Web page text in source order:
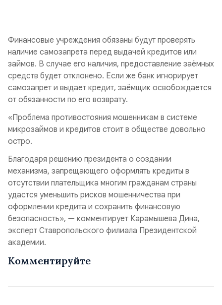
Финансовые учреждения обязаны будут проверять
наличие самозапрета перед выдачей кредитов или
займов. В случае его наличия, предоставление заёмных
средств будет отклонено. Если же банк игнорирует
самозапрет и выдает кредит, заёмщик освобождается
от обязанности по его возврату.
«Проблема противостояния мошенникам в системе
микрозаймов и кредитов стоит в обществе довольно
остро.
Благодаря решению президента о создании
механизма, запрещающего оформлять кредиты в
отсутствии плательщика многим гражданам страны
удастся уменьшить рисков мошенничества при
оформлении кредита и сохранить финансовую
безопасность», — комментирует Карамышева Дина,
эксперт Ставропольского филиала Президентской
академии.
Комментируйте